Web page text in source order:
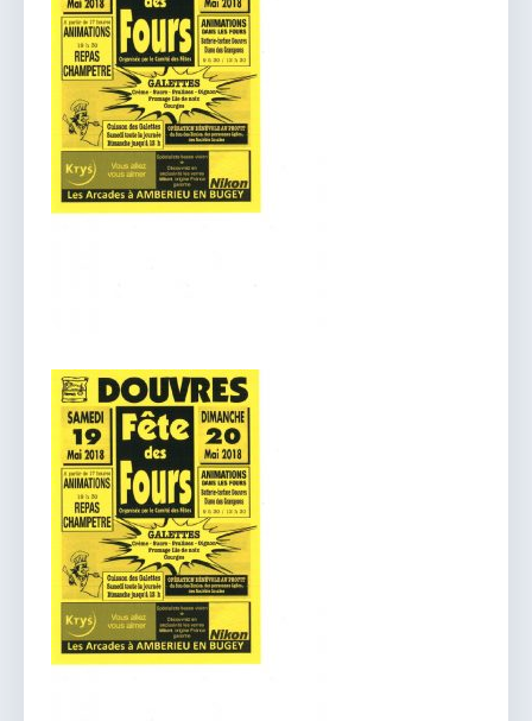
Découvrir la commune
LUNDI 10 AOÛT 2026
mairie@douvres.fr
140 Place de la Babillière, 01500 Douvres
Contacter la mairie
Le guichet des associations
publier une annonce